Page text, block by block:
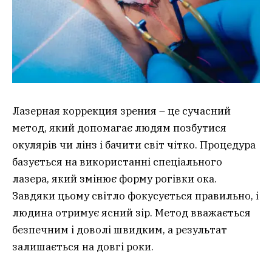
Лазерная коррекция зрения – це сучасний
метод, який допомагає людям позбутися
окулярів чи лінз і бачити світ чітко. Процедура
базується на використанні спеціального
лазера, який змінює форму рогівки ока.
Завдяки цьому світло фокусується правильно, і
людина отримує ясний зір. Метод вважається
безпечним і доволі швидким, а результат
залишається на довгі роки.